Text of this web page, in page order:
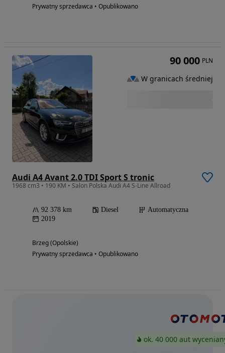
Prywatny sprzedawca • Opublikowano
Audi A4 Avant 2.0 TDI Sport S tronic
1968 cm3 • 190 KM • Salon Polska Audi A4 S-Line Allroad
92 378 km Diesel
Automatyczna
2019
Brzeg (Opolskie)
Prywatny sprzedawca • Opublikowano
90 000 PLN
W granicach średniej
ok. 40 000 aut